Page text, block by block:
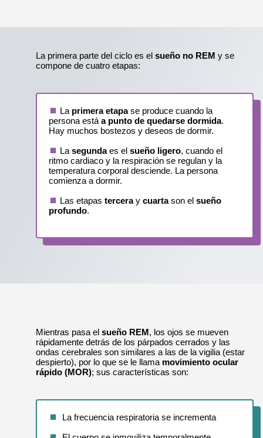
La primera parte del ciclo es el sueño no REM y se
compone de cuatro etapas:
La primera etapase produce cuando la
persona está a punto de quedarse dormida.
Hay muchos bostezos y deseos de dormir.
La segundaes el sueño ligero, cuando el
ritmo cardiaco y la respiración se regulan y la
temperatura corporal desciende. La persona
comienza a dormir.
Las etapas terceray cuartason el sueño
profundo.
Mientras pasa el sueño REM, los ojos se mueven
rápidamente detrás de los párpados cerrados y las
ondas cerebrales son similares a las de la vigilia (estar
despierto), por lo que se le llama movimiento ocular
rápido (MOR); sus características son:
La frecuencia respiratoria se incrementa